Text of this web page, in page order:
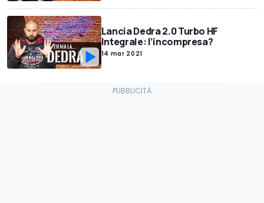
Lancia Dedra 2.0 Turbo HF
Integrale: l’incompresa?
14 mar 2021